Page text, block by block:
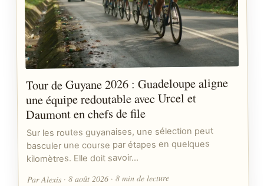
Tour de Guyane 2026 : Guadeloupe aligne
une équipe redoutable avec Urcel et
Daumont en chefs de file
Sur les routes guyanaises, une sélection peut
basculer une course par étapes en quelques
kilomètres. Elle doit savoir…
Par Alexis · 8 août 2026 · 8 min de lecture